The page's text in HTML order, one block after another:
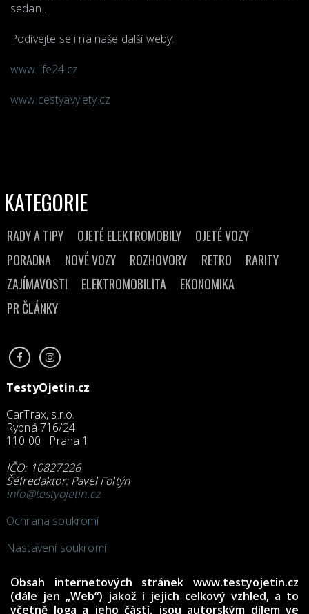
sedan…
Podívejte se i na naše další weby:
www.life24.cz
www.cestyavylety.cz
KATEGORIE
RADY A TIPY OJETÉ ELEKTROMOBILY
OJETÉ VOZY
PORADNA
NOVÉ VOZY ROZHOVORY RETRO
RARITY
ZAJÍMAVOSTI
ELEKTROMOBILITA
EKONOMIKA
PR ČLÁNKY
TestyOjetin.cz
CarTrax, s.r.o.
Rybná 716/24
110 00 Praha 1
IČO: 10827226
Šéfredaktor: Pavel Foltýn
info@testyojetin.cz
Ochrana soukromí
Nastavení soukromí
Obsah internetových stránek www.testyojetin.cz
(dále jen „Web“) jakož i jejich celkový vzhled, a to
včetně loga a jeho částí, jsou autorským dílem ve